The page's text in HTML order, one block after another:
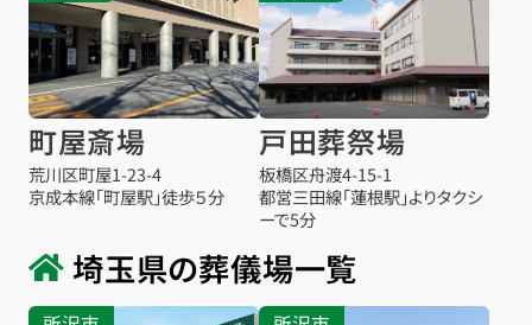
町屋斎場
荒川区町屋1-23-4
京成本線「町屋駅」徒歩５分
戸田葬祭場
板橋区舟渡4-15-1
都営三田線「蓮根駅」よりタクシ
ーで5分
埼玉県の葬儀場一覧